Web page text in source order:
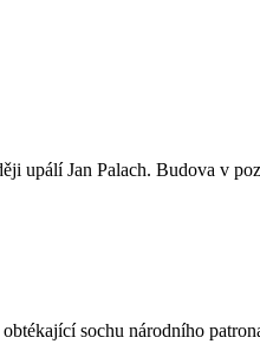
upálí Jan Palach. Budova v
sochu národního